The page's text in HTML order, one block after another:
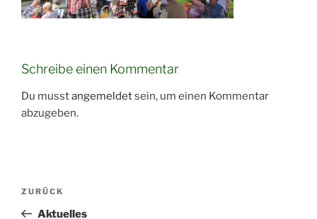
Schreibe einen Kommentar
Du musstangemeldetsein, um einen Kommentar
abzugeben.
Beitragsnavigation
Vorheriger
Beitrag
ZURÜCK
Aktuelles